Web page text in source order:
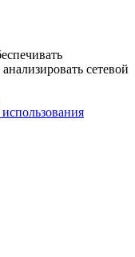
сетевой